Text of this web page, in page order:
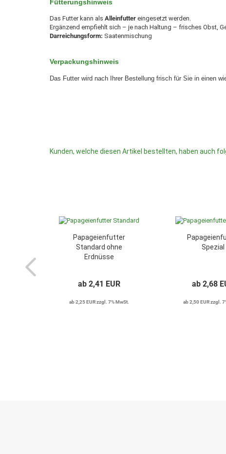
Fütterungshinweis
Das Futter kann als Alleinfutter eingesetzt werden.
Ergänzend empfiehlt sich – je nach Haltung – frisches Obst,
Darreichungsform: Saatenmischung
Verpackungshinweis
Das Futter wird nach Ihrer Bestellung frisch für Sie in einen
Kunden, welche diesen Artikel bestellten, haben auch
Papageienfutter
Standard ohne
Erdnüsse
ab 2,41 EUR
ab 2,25 EUR zzgl. 7% MwSt.
Spezial
ab 2,68
ab 2,50 EUR zzgl.